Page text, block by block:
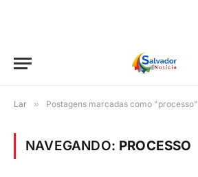
Lar » Postagens marcadas como "processo"
NAVEGANDO: PROCESSO